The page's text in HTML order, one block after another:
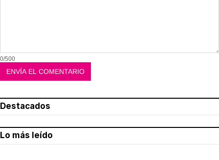
0/500
Destacados
Lo más leído